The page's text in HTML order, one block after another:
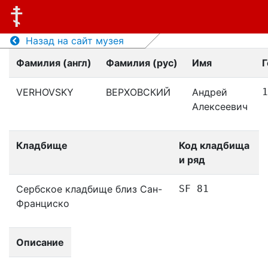
Назад на сайт музея
Фамилия (англ)
Фамилия (рус) Имя
VERHOVSKY ВЕРХОВСКИЙ
Андрей
Алексеевич
Кладбище
Код кладбища
и ряд
Сербское кладбище близ Сан-
Франциско
SF 81
Описание